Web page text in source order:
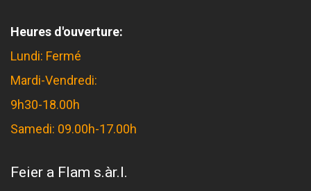
Heures d'ouverture:
Lundi: Fermé
Mardi-Vendredi:
9h30-18.00h
Samedi: 09.00h-17.00h
Feier a Flam s.àr.l.